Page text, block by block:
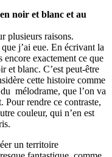
noir et blanc et au
plusieurs raisons.
jʼai eue. En écrivant la
encore exactement ce que
et blanc. Cʼest peut-être
cette histoire comme
mélodrame, que lʼon va
Pour rendre ce contraste,
couleur, qui nʼen est
un territoire